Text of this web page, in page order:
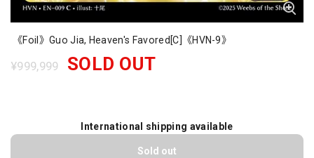
《Foil》Guo Jia, Heaven's Favored[C]《HVN-9》
¥999,999 SOLD OUT
International shipping available
Sold out